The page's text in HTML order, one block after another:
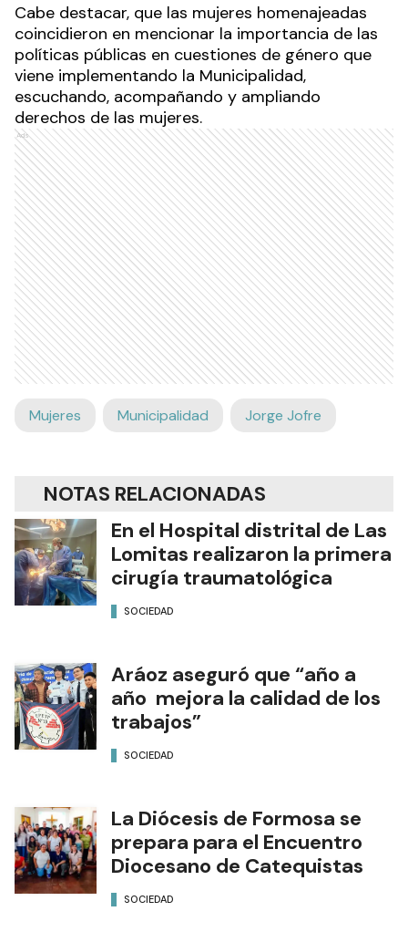
Cabe destacar, que las mujeres homenajeadas
coincidieron en mencionar la importancia de las
políticas públicas en cuestiones de género que
viene implementando la Municipalidad,
escuchando, acompañando y ampliando
derechos de las mujeres.
Ads
Mujeres Municipalidad Jorge Jofre
NOTAS RELACIONADAS
En el Hospital distrital de Las
Lomitas realizaron la primera
cirugía traumatológica
SOCIEDAD
Aráoz aseguró que “año a
año mejora la calidad de los
trabajos”
SOCIEDAD
La Diócesis de Formosa se
prepara para el Encuentro
Diocesano de Catequistas
SOCIEDAD